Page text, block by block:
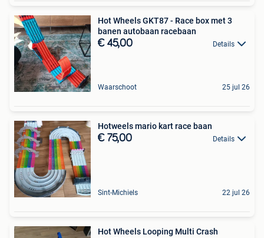
Hot Wheels GKT87 - Race box met 3
banen autobaan racebaan
€ 45,00 Details
Waarschoot 25 jul 26
Hotweels mario kart race baan
€ 75,00 Details
Sint-Michiels 22 jul 26
Hot Wheels Looping Multi Crash